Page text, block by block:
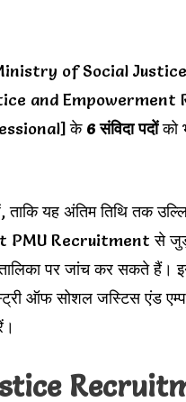
of Social
and Empowerment
के6 संविदा पदोंको
यह अंतिम तिथि तक
Recruitment से जुड़ी
पर जांच कर सकते हैं।
ऑफ सोशल जस्टिस एंड